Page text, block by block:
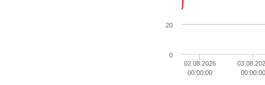
02.08.2026
00:00:00
00:00:00
0
20